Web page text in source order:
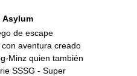
Asylum
de escape
con aventura creado
Minz quien también
SSSG - Super